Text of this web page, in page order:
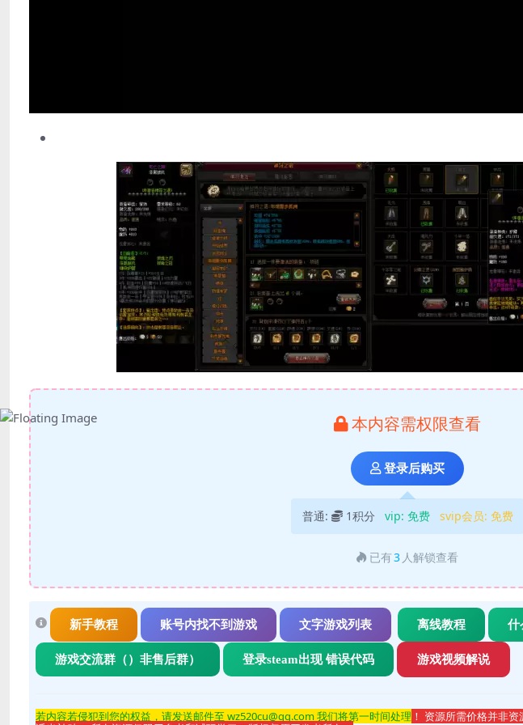
本内容需权限查看
登录后购买
普通: 1积分 vip: 免费 svip会员: 免费
已有3 人解锁查看
新手教程 账号内找不到游戏 文字游戏列表 离线教程 什
游戏交流群（）非售后群） 登录steam出现 错误代码 游戏视频解说
若内容若侵犯到您的权益，请发送邮件至 wz520cu@qq.com 我们将第一时间处理 ！ 资源所需价格并非